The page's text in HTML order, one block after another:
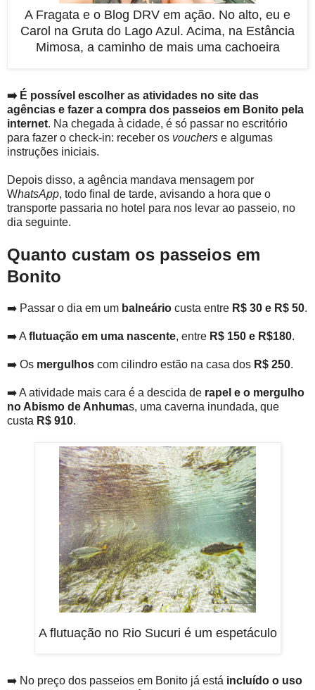
A Fragata e o Blog DRV em ação. No alto, eu e
Carol na Gruta do Lago Azul. Acima, na Estância
Mimosa, a caminho de mais uma cachoeira
➡️ É possível escolher as atividades no site das
agências e fazer a compra dos passeios em Bonito pela
internet. Na chegada à cidade, é só passar no escritório
para fazer o check-in: receber os vouchers e algumas
instruções iniciais.
Depois disso, a agência mandava mensagem por
WhatsApp, todo final de tarde, avisando a hora que o
transporte passaria no hotel para nos levar ao passeio, no
dia seguinte.
Quanto custam os passeios em
Bonito
➡️ Passar o dia em um balneário custa entre R$ 30 e R$ 50.
➡️ A flutuação em uma nascente, entre R$ 150 e R$180.
➡️ Os mergulhos com cilindro estão na casa dos R$ 250.
➡️ A atividade mais cara é a descida de rapel e o mergulho
no Abismo de Anhumas, uma caverna inundada, que
custa R$ 910.
A flutuação no Rio Sucuri é um espetáculo
➡️ No preço dos passeios em Bonito já está incluído o uso